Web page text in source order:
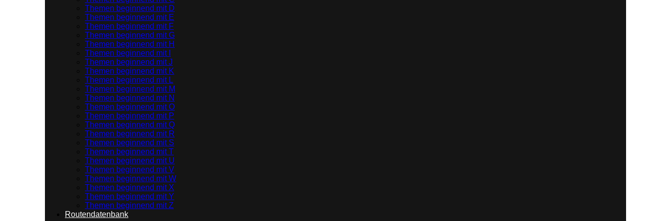
Themen beginnend mit D
Themen beginnend mit E
Themen beginnend mit F
Themen beginnend mit G
Themen beginnend mit H
Themen beginnend mit I
Themen beginnend mit J
Themen beginnend mit K
Themen beginnend mit L
Themen beginnend mit M
Themen beginnend mit N
Themen beginnend mit O
Themen beginnend mit P
Themen beginnend mit Q
Themen beginnend mit R
Themen beginnend mit S
Themen beginnend mit T
Themen beginnend mit U
Themen beginnend mit V
Themen beginnend mit W
Themen beginnend mit X
Themen beginnend mit Y
Themen beginnend mit Z
Routendatenbank